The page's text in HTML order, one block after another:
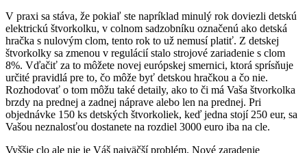
V praxi sa stáva, že pokiaľ ste napríklad minulý rok doviezli detskú
elektrickú štvorkolku, v colnom sadzobníku označenú ako detská
hračka s nulovým clom, tento rok to už nemusí platiť. Z detskej
štvorkolky sa zmenou v regulácií stalo strojové zariadenie s clom
8%. Vďačiť za to môžete novej európskej smernici, ktorá sprísňuje
určité pravidlá pre to, čo môže byť detskou hračkou a čo nie.
Rozhodovať o tom môžu také detaily, ako to či má Vaša štvorkolka
brzdy na prednej a zadnej náprave alebo len na prednej. Pri
objednávke 150 ks detských štvorkoliek, keď jedna stojí 250 eur, sa
Vašou neznalosťou dostanete na rozdiel 3000 euro iba na cle.
Vyššie clo ale nie je Váš najväčší problém. Nové zaradenie